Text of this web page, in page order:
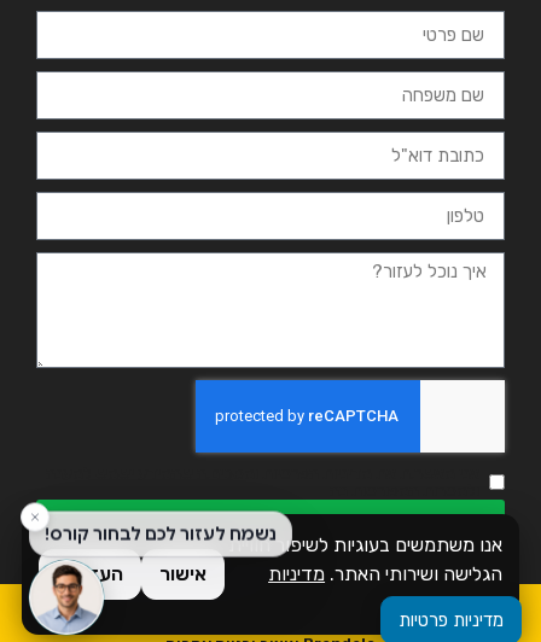
שליחה
כל הזכויות שמורות לזמן אשכול
אנו משתמשים בעוגיות לשיפור חוויית
הגלישה ושירותי האתר. מדיניות
פרטיות
אישור העדפות
מדיניות פרטיות